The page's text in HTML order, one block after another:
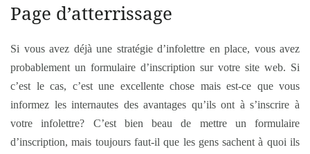
Page d’atterrissage
Si vous avez déjà une stratégie d’infolettre en place, vous avez
probablement un formulaire d’inscription sur votre site web. Si
c’est le cas, c’est une excellente chose mais est-ce que vous
informez les internautes des avantages qu’ils ont à s’inscrire à
votre infolettre? C’est bien beau de mettre un formulaire
d’inscription, mais toujours faut-il que les gens sachent à quoi ils